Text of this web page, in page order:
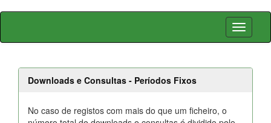
Skip
Downloads e Consultas - Períodos Fixos
No caso de registos com mais do que um ficheiro, o